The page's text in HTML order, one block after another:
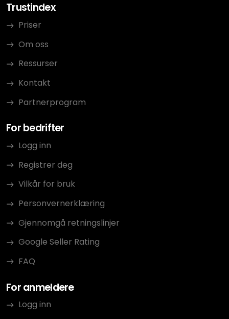
Trustindex
Priser
Om oss
Ressurser
Kontakt
Partnerprogram
For bedrifter
Logg inn
Registrer deg
Vilkår for bruk
Personvernerklæring
Gjennomgå retningslinjer
Google Seller Rating
FAQ
For anmeldere
Logg inn